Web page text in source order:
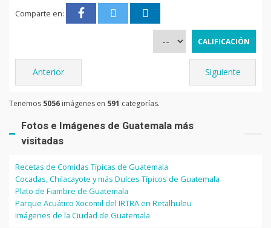
Comparte en:
Anterior Siguiente
Tenemos 5056 imágenes en 591 categorías.
Fotos e Imágenes de Guatemala más
visitadas
Recetas de Comidas Típicas de Guatemala
Cocadas, Chilacayote y más Dulces Típicos de Guatemala
Plato de Fiambre de Guatemala
Parque Acuático Xocomil del IRTRA en Retalhuleu
Imágenes de la Ciudad de Guatemala